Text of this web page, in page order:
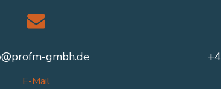
gmbh.de
E-Mail